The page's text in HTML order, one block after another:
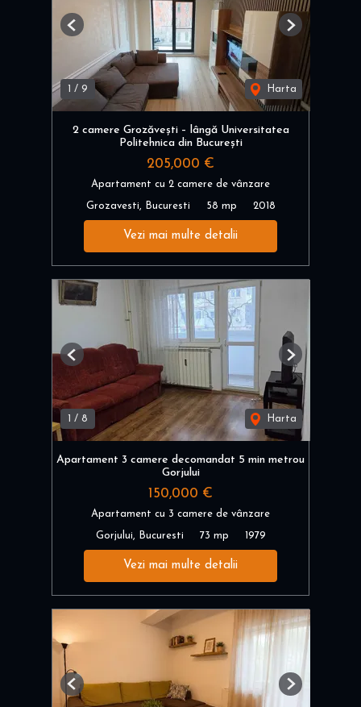
/ 9 Harta
Previous Next
2 camere Grozăvești – lângă Universitatea
Politehnica din București
205,000 €
Apartament cu 2 camere de vânzare
Grozavesti, Bucuresti 58 mp 2018
Vezi mai multe detalii
1 / 8 Harta
Previous Next
Apartament 3 camere decomandat 5 min metrou
Gorjului
150,000 €
Apartament cu 3 camere de vânzare
Gorjului, Bucuresti 73 mp 1979
Vezi mai multe detalii
Previous Next